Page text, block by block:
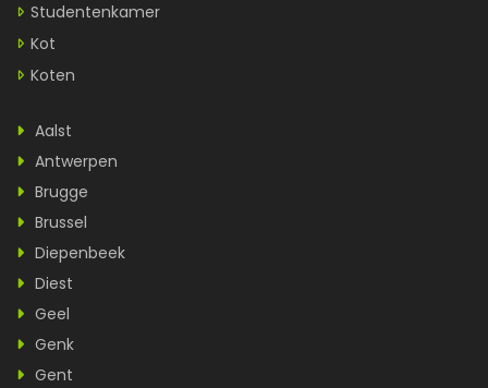
Studentenkamer
Kot
Koten
Aalst
Antwerpen
Brugge
Brussel
Diepenbeek
Diest
Geel
Genk
Gent